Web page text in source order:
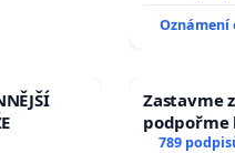
Zastavme
podpořme
789